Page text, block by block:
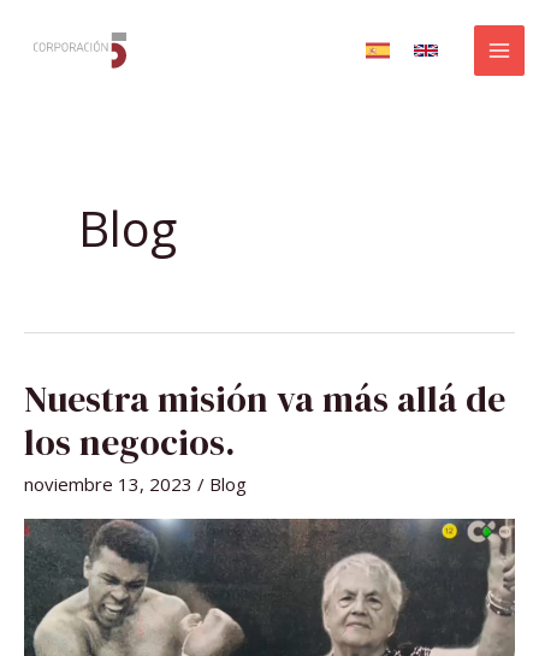
Blog
Nuestra misión va más allá de
los negocios.
noviembre 13, 2023 / Blog
MISIÓN
VA
ALLÁ
DE
NEGOCIOS.